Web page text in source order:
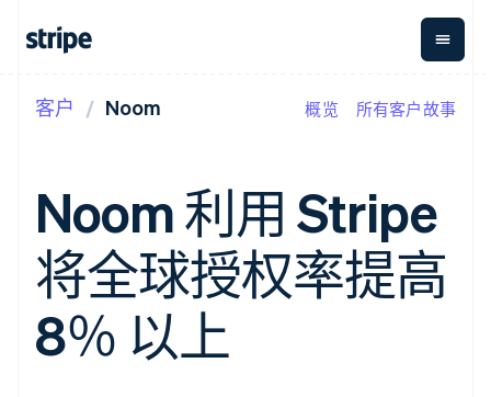
支付
在线支付
Payment links
无代码支付
Checkout
预构建支付界
Elements
灵活的 UI 组件
经常性收入
Metronome
按用量计费
Subscriptions
订阅管理
Invoicing
一次性或定期
账单
资金管
Global
Payouts
向第三
方打款
平台
按企业阶段
按应用场景
智能体商务
加密货币
电子商务
文档
库与 SDK
Stripe Apps
指南
接受线上付款
指南
支持
获取支持
托管支持方案
客户 Noom 概览 所有客户故事
Noom 利用 Stripe
将全球授权率提高
8％ 以上